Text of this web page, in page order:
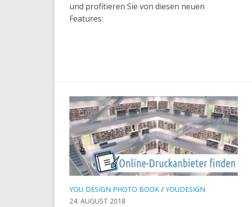
und profitieren Sie von diesen neuen
Features:
YOU DESIGN PHOTO BOOK / YOUDESIGN
24. AUGUST 2018